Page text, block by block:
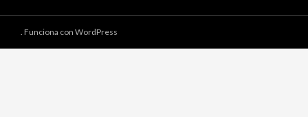
Funciona con WordPress